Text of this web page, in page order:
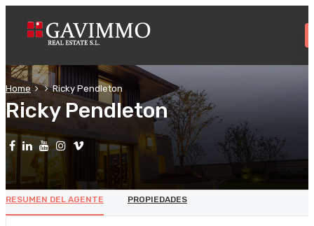
Home Ricky Pendleton
Ricky Pendleton
RESUMEN DEL AGENTE PROPIEDADES